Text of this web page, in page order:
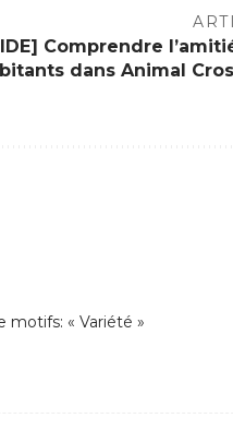
Comprendre
dans Animal
motifs: « Variété »